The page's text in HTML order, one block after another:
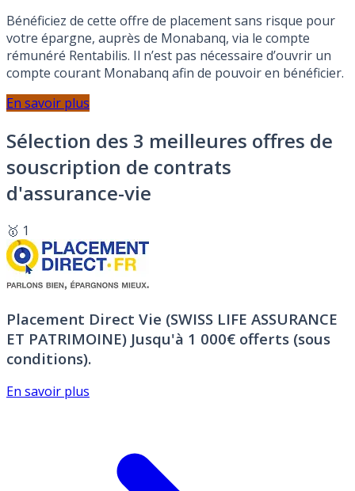
Bénéficiez de cette offre de placement sans risque pour
votre épargne, auprès de Monabanq, via le compte
rémunéré Rentabilis. Il n’est pas nécessaire d’ouvrir un
compte courant Monabanq afin de pouvoir en bénéficier.
En savoir plus
Sélection des 3 meilleures offres de
souscription de contrats
d'assurance-vie
🥇 1
Placement Direct Vie (SWISS LIFE ASSURANCE
ET PATRIMOINE) Jusqu'à 1 000€ offerts (sous
conditions).
En savoir plus